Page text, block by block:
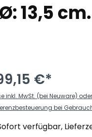
13,5 cm.
€*
inkl. MwSt. (bei Neuware)
bei
verfügbar,